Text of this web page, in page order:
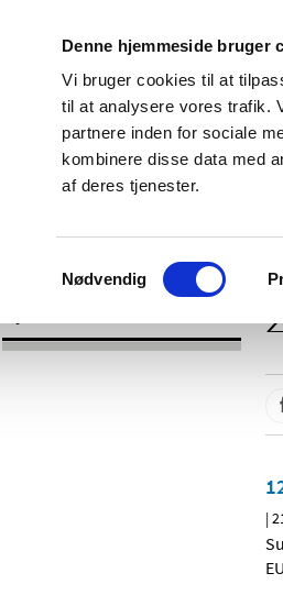
Denne hjemmeside bruger
Vi bruger cookies til at
til at analysere vores trafik.
partnere inden for sociale
kombinere disse data med
af deres tjenester.
Samtykkevalg
Nødvendig
Godkendelse og
Bivirkninger og
|